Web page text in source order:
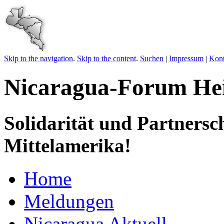
Skip to the navigation. Skip to the content. Suchen | Impressum |
Nicaragua-Forum
Solidarität und
Mittelamerika!
Home
Meldungen